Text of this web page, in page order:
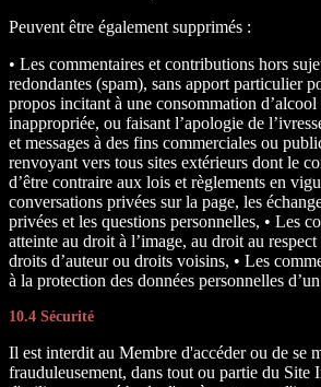
Peuvent être également supprimés :
• Les commentaires et contributions hors
redondantes (spam), sans apport particulier
propos incitant à une consommation d’alcool
inappropriée, ou faisant l’apologie de
et messages à des fins commerciales ou
renvoyant vers tous sites extérieurs dont le
d’être contraire aux lois et règlements en
conversations privées sur la page, les
privées et les questions personnelles, • Les
atteinte au droit à l’image, au droit au
droits d’auteur ou droits voisins, • Les
à la protection des données personnelles
10.4 Sécurité
Il est interdit au Membre d'accéder ou de se
frauduleusement, dans tout ou partie du Site